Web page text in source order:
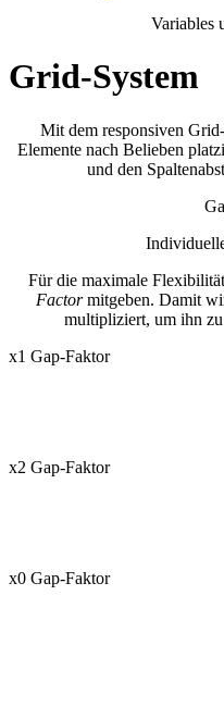
Variables
Grid-System
Mit dem responsiven
Elemente nach Belieben
und den
Für die maximale
Factormitgeben. Damit
multipliziert, um ihn
x1 Gap-Faktor
x2 Gap-Faktor
x0 Gap-Faktor